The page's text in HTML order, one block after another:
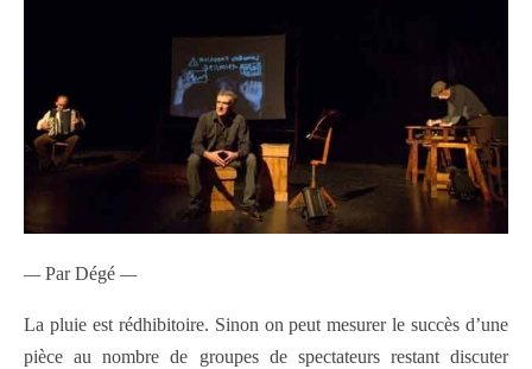
—Par Dégé —
La pluie est rédhibitoire. Sinon on peut mesurer le succès d’une
pièce au nombre de groupes de spectateurs restant discuter